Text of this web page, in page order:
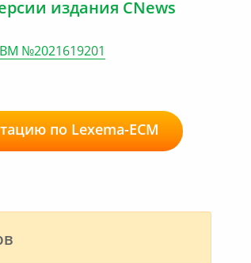
издания CNews
№2021619201
по Lexema-ECM